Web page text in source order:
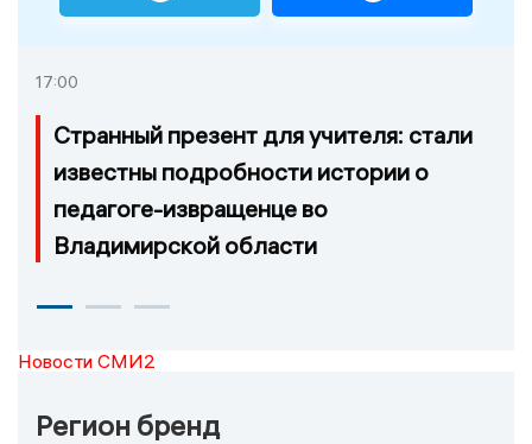
17:00
Странный презент для учителя: стали
известны подробности истории о
педагоге-извращенце во
Владимирской области
Новости СМИ2
Регион бренд